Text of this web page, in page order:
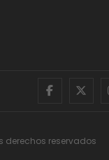
derechos reservados